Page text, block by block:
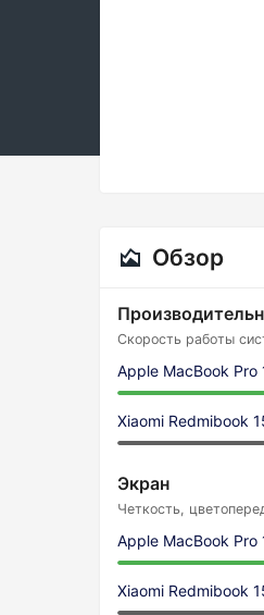
Обзор
Скорость работы
Apple MacBook Pro
Xiaomi Redmibook
Экран
Четкость,
Apple MacBook Pro
Xiaomi Redmibook